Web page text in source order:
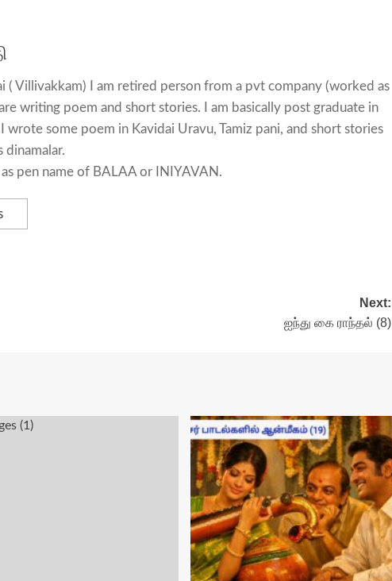
( Villivakkam) I am retired person from a pvt company (worked as
writing poem and short stories. I am basically post graduate in
wrote some poem in Kavidai Uravu, Tamiz pani, and short stories
dinamalar.
as pen name of BALAA or INIYAVAN.
Next:
ஐந்து கை ராந்தல் (8)